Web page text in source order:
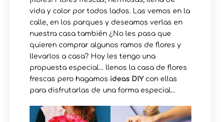
vida y color por todos lados. Las vemos en la
calle, en los parques y deseamos verlas en
nuestra casa también ¿No les pasa que
quieren comprar algunos ramos de flores y
llevarlos a casa? Hoy les tengo una
propuesta especial… llenos la casa de flores
frescas pero hagamos ideas DIY con ellas
para disfrutarlas de una forma especial…